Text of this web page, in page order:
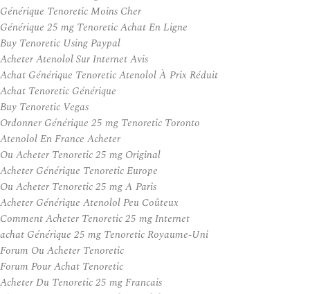
Générique Tenoretic Moins Cher
Générique 25 mg Tenoretic Achat En Ligne
Buy Tenoretic Using Paypal
Acheter Atenolol Sur Internet Avis
Achat Générique Tenoretic Atenolol À Prix Réduit
Achat Tenoretic Générique
Buy Tenoretic Vegas
Ordonner Générique 25 mg Tenoretic Toronto
Atenolol En France Acheter
Ou Acheter Tenoretic 25 mg Original
Acheter Générique Tenoretic Europe
Ou Acheter Tenoretic 25 mg A Paris
Acheter Générique Atenolol Peu Coûteux
Comment Acheter Tenoretic 25 mg Internet
achat Générique 25 mg Tenoretic Royaume-Uni
Forum Ou Acheter Tenoretic
Forum Pour Achat Tenoretic
Acheter Du Tenoretic 25 mg Francais